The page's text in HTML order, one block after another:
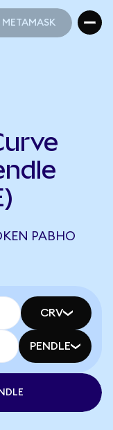
РАВНО
CRV
PENDLE